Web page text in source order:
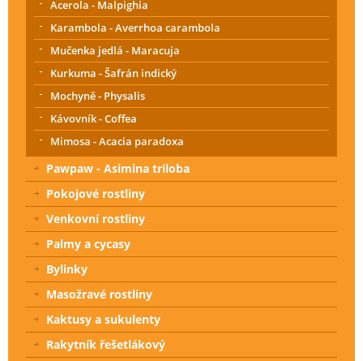
Acerola - Malpighia
Karambola - Averrhoa carambola
Mučenka jedlá - Maracuja
Kurkuma - Šafrán indický
Mochyně - Physalis
Kávovník - Coffea
Mimosa - Acacia paradoxa
Pawpaw - Asimina triloba
Pokojové rostliny
Venkovní rostliny
Palmy a cycasy
Bylinky
Masožravé rostliny
Kaktusy a sukulenty
Rakytník řešetlákový